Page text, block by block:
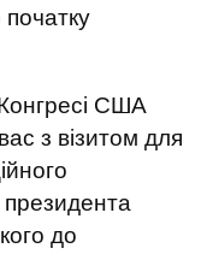
США
з візитом для
президента
до